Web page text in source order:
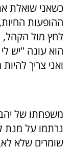
כשאני שואלת
ההופעות
לחץ מול
הוא עונה "יש
ואני צריך
משפחתו של יהב,
נרתמו על מנת
שומרים שלא